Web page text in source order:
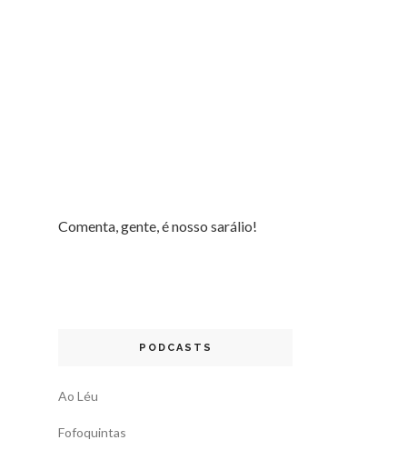
Comenta, gente, é nosso sarálio!
PODCASTS
Ao Léu
Fofoquintas